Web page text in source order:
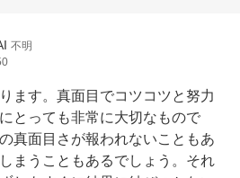
不明
ます。真面目でコツコツと努力
とっても非常に大切なもので
真面目さが報われないこともあ
まうこともあるでしょう。それ